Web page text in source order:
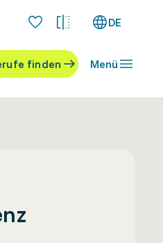
DE
finden Menü